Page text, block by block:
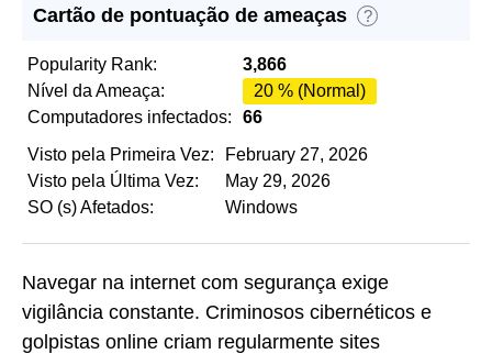
Cartão de pontuação de ameaças ?
Popularity Rank:
3,866
Nível da Ameaça:
20 % (Normal)
Computadores infectados:
66
Visto pela Primeira Vez:
February 27, 2026
Visto pela Última Vez:
May 29, 2026
SO (s) Afetados:
Windows
Navegar na internet com segurança exige
vigilância constante. Criminosos cibernéticos e
golpistas online criam regularmente sites